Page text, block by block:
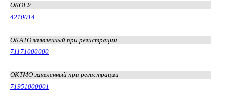
ОКОГУ
4210014
ОКАТО заявленный при регистрации
71171000000
ОКТМО заявленный при регистрации
71951000001